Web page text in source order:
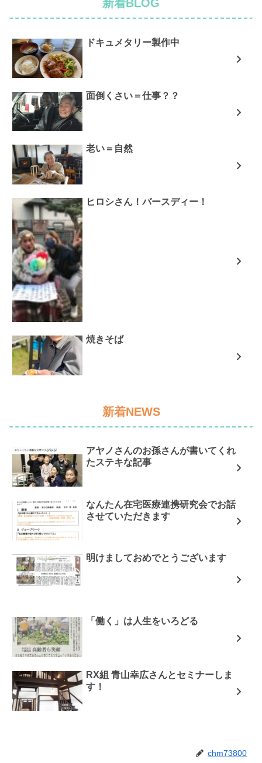
新着BLOG
ドキュメタリー製作中
面倒くさい＝仕事？？
老い＝自然
ヒロシさん！バースディー！
焼きそば
新着NEWS
アヤノさんのお孫さんが書いてくれ
たステキな記事
なんたん在宅医療連携研究会でお話
させていただきます
明けましておめでとうございます
「働く」は人生をいろどる
RX組 青山幸広さんとセミナーしま
す！
chm73800